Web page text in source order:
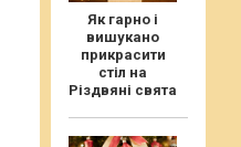
Як гарно і
вишукано
прикрасити
стіл на
Різдвяні свята